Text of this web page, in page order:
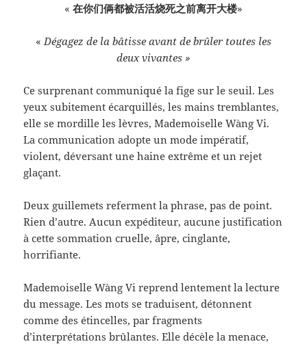
« 在你们俩都被活活烧死之前离开大楼»
« Dégagez de la bâtisse avant de brûler toutes les
deux vivantes »
Ce surprenant communiqué la fige sur le seuil. Les
yeux subitement écarquillés, les mains tremblantes,
elle se mordille les lèvres, Mademoiselle Wàng Vi.
La communication adopte un mode impératif,
violent, déversant une haine extrême et un rejet
glaçant.
Deux guillemets referment la phrase, pas de point.
Rien d’autre. Aucun expéditeur, aucune justification
à cette sommation cruelle, âpre, cinglante,
horrifiante.
Mademoiselle Wàng Vi reprend lentement la lecture
du message. Les mots se traduisent, détonnent
comme des étincelles, par fragments
d’interprétations brûlantes. Elle décèle la menace,